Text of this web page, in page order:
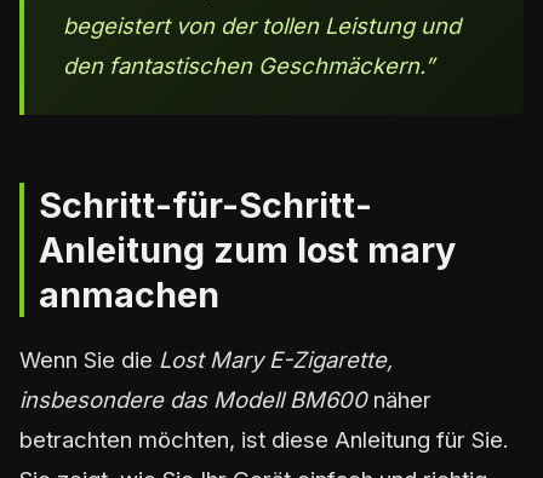
begeistert von der tollen Leistung und
den fantastischen Geschmäckern.”
Schritt-für-Schritt-
Anleitung zum lost mary
anmachen
Wenn Sie die Lost Mary E-Zigarette,
insbesondere das Modell BM600näher
betrachten möchten, ist diese Anleitung für Sie.